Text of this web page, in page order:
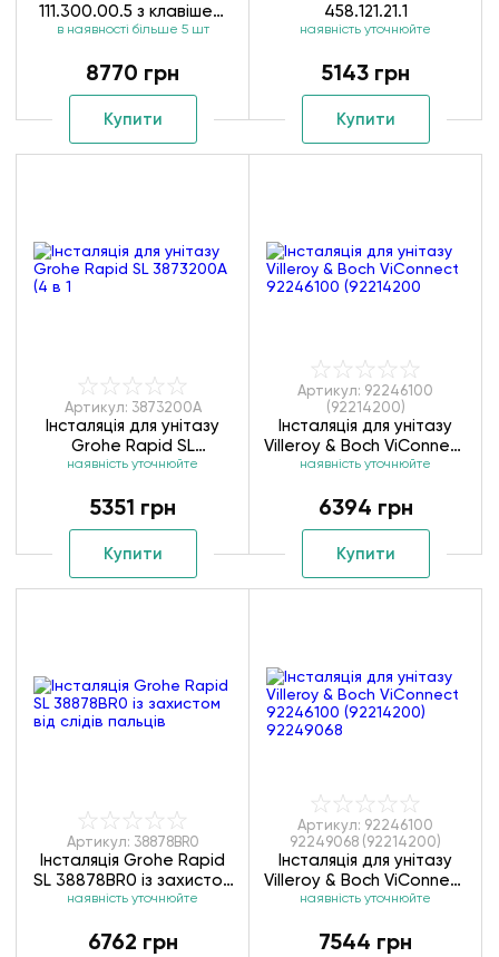
111.300.00.5 з клавішею
змиву Geberit Sigma01
в наявності більше 5 шт
8770 грн
Купити
458.121.21.1
наявність уточнюйте
5143 грн
Купити
Артикул: 3873200A
Інсталяція для унітазу
Grohe Rapid SL
3873200А (4 в 1
наявність уточнюйте
5351 грн
Купити
Артикул: 92246100
(92214200)
Інсталяція для унітазу
Villeroy & Boch ViConnect
92246100 (92214200
наявність уточнюйте
6394 грн
Купити
Артикул: 38878BR0
Інсталяція Grohe Rapid
SL 38878BR0 із захистом
від слідів пальців
наявність уточнюйте
6762 грн
Артикул: 92246100
92249068 (92214200)
Інсталяція для унітазу
Villeroy & Boch ViConnect
92246100 (92214200)
наявність уточнюйте
7544 грн